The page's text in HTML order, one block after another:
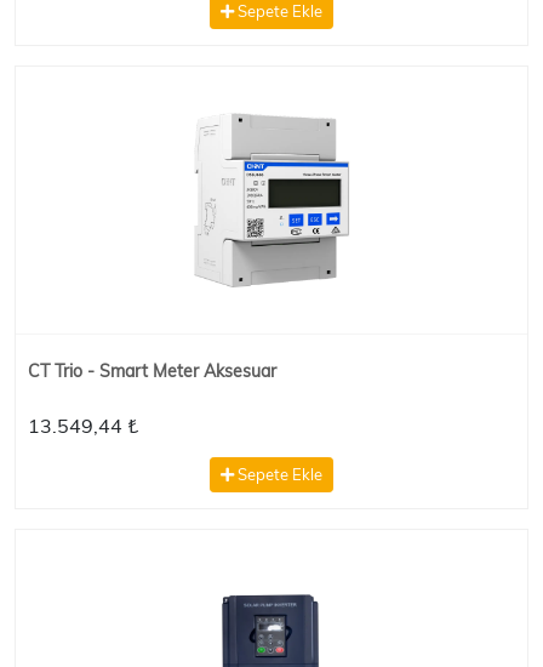
Sepete Ekle
CT Trio - Smart Meter Aksesuar
13.549,44 ₺
Sepete Ekle